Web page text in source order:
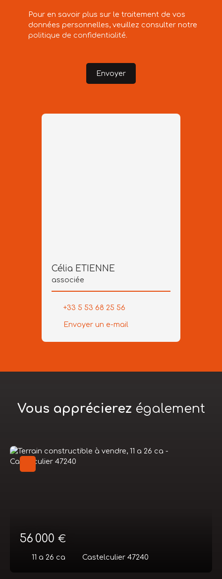
Pour en savoir plus sur le traitement de vos
données personnelles, veuillez consulter notre
politique de confidentialité.
Envoyer
Célia ETIENNE
associée
+33 5 53 68 25 56
Envoyer un e-mail
Vous apprécierez également
56 000 €
11 a 26 ca Castelculier 47240